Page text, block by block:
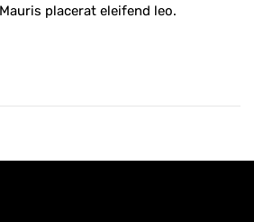
placerat eleifend leo.